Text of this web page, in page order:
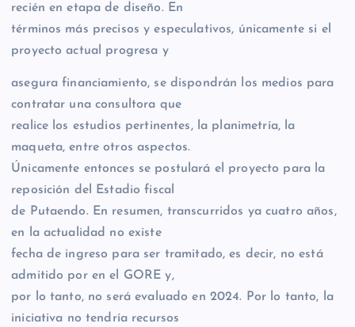
recién en etapa de diseño. En
términos más precisos y especulativos, únicamente si el
proyecto actual progresa y
asegura financiamiento, se dispondrán los medios para
contratar una consultora que
realice los estudios pertinentes, la planimetría, la
maqueta, entre otros aspectos.
Únicamente entonces se postulará el proyecto para la
reposición del Estadio fiscal
de Putaendo. En resumen, transcurridos ya cuatro años,
en la actualidad no existe
fecha de ingreso para ser tramitado, es decir, no está
admitido por en el GORE y,
por lo tanto, no será evaluado en 2024. Por lo tanto, la
iniciativa no tendría recursos